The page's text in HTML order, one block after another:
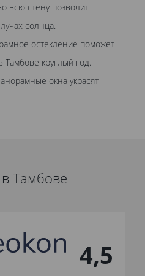
всю стену позволит
солнца.
остекление поможет
Тамбове круглый год.
окна украсят
Тамбове
4,5